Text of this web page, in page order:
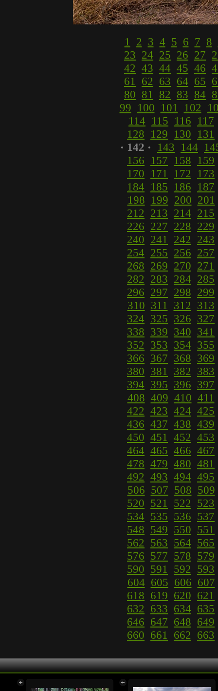
1 2 3 4 5 6 7 8
23 24 25 26 27
42 43 44 45 46
61
62 63 64 65
80 81 82 83 84
99 100 101 102
114 115 116 117
128 129 130 131
· 142 ·
143 144
156 157 158 159
170 171 172
173
184 185 186 187
198 199 200 201
212 213 214 215
226 227 228 229
240 241 242 243
254 255 256 257
268 269 270 271
282 283 284 285
296 297 298 299
310 311 312 313
324 325 326 327
338 339 340 341
352 353 354 355
366 367 368 369
380 381 382 383
394 395 396 397
408 409 410 411
422 423 424 425
436 437 438 439
450 451 452 453
464 465 466 467
478 479 480 481
492 493 494 495
506 507 508 509
520 521 522 523
534 535 536 537
548 549 550 551
562 563 564 565
576 577 578 579
590 591 592 593
604 605 606 607
618 619 620 621
632 633 634 635
646 647 648 649
660 661 662 663